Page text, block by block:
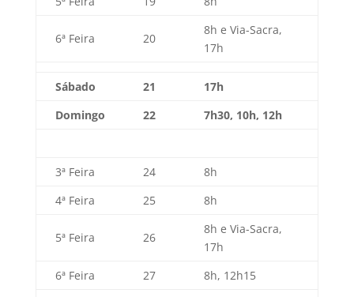
6ª Feira 20
8h e Via-Sacra,
17h
Sábado 21
17h
Domingo
22 7h30, 10h, 12h
3ª Feira 24
8h
4ª Feira
25 8h
5ª Feira 26
8h e Via-Sacra,
17h
6ª Feira
27 8h, 12h15